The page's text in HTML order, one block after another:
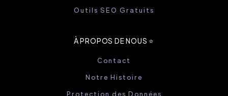
Outils SEO Gratuits
À PROPOS DE NOUS ⭐️
Contact
Notre Histoire
Protection des Données